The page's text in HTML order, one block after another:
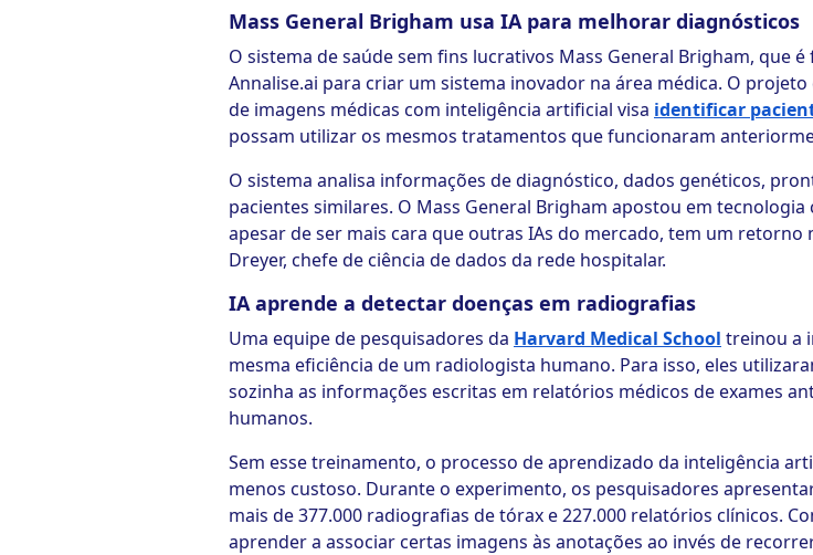
Mass General Brigham usa IA para melhorar diagnósticos
O sistema de saúde sem fins lucrativos Mass General Brigham, que
Annalise.ai para criar um sistema inovador na área médica. O
de imagens médicas com inteligência artificial visa identificar
possam utilizar os mesmos tratamentos que funcionaram
O sistema analisa informações de diagnóstico, dados genéticos,
pacientes similares. O Mass General Brigham apostou em
apesar de ser mais cara que outras IAs do mercado, tem um
Dreyer, chefe de ciência de dados da rede hospitalar.
IA aprende a detectar doenças em radiografias
Uma equipe de pesquisadores da Harvard Medical School treinou a
mesma eficiência de um radiologista humano. Para isso, eles
sozinha as informações escritas em relatórios médicos de exames
humanos.
Sem esse treinamento, o processo de aprendizado da inteligência
menos custoso. Durante o experimento, os pesquisadores
mais de 377.000 radiografias de tórax e 227.000 relatórios clínicos.
aprender a associar certas imagens às anotações ao invés de